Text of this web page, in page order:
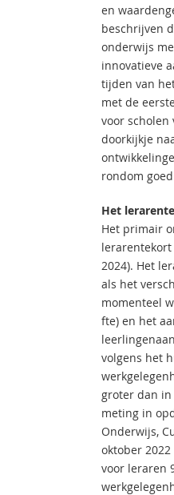
en
beschrijven
onderwijs
innovatieve
tijden van
met de
voor
doorkijkje
rondom
Het
Het primair
lerarentekort
2024). Het
als het
momenteel
fte) en het
volgens het
groter dan in
meting in
Onderwijs,
oktober
voor leraren